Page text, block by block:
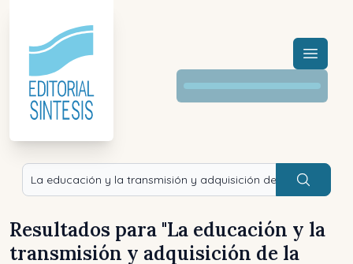
Menú
Buscar
Resultados para "La educación y la
transmisión y adquisición de la